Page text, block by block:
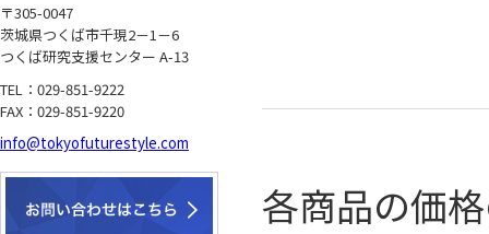
各商品の価
〒305-0047
茨城県つくば市千現2－1－6
つくば研究支援センター A-13
TEL：029-851-9222
FAX：029-851-9220
info@tokyofuturestyle.com